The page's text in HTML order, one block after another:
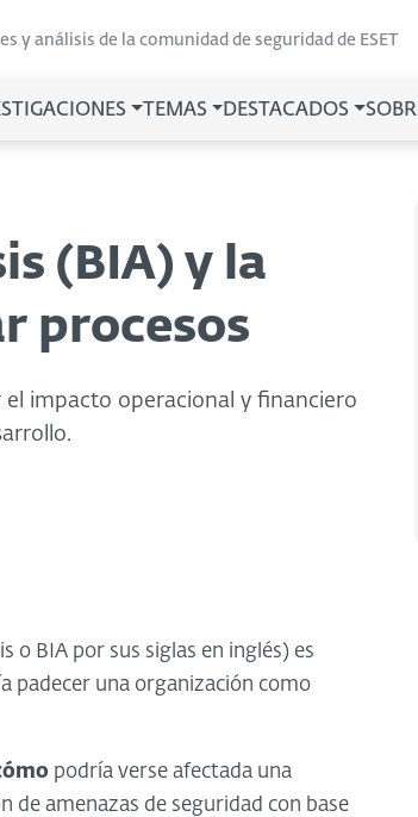
y análisis de la comunidad de seguridad de ESET
TEMAS DESTACADOS
(BIA) y la
procesos
el impacto operacional y financiero
o BIA por sus siglas en inglés) es
padecer una organización como
podría verse afectada una
de amenazas de seguridad con base